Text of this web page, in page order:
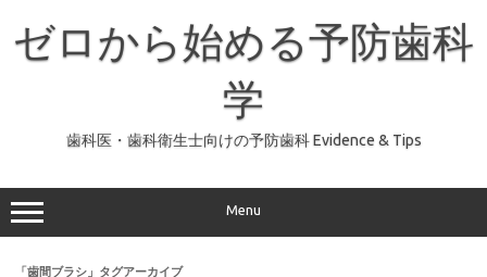
ゼロから始める予防歯科
学
歯科医・歯科衛生士向けの予防歯科 Evidence & Tips
Menu
「歯間ブラシ 」タグアーカイブ